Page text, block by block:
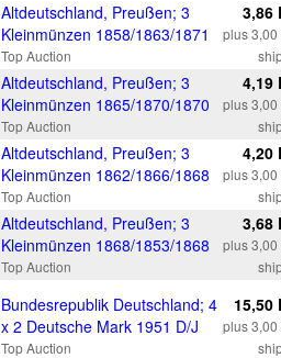
Altdeutschland, Preußen; 3
Kleinmünzen 1858/1863/1871
Top Auction
3,86
plus 3,00
Altdeutschland, Preußen; 3
Kleinmünzen 1865/1870/1870
Top Auction
4,19
plus 3,00
Altdeutschland, Preußen; 3
Kleinmünzen 1862/1866/1868
Top Auction
4,20
plus 3,00
Altdeutschland, Preußen; 3
Kleinmünzen 1868/1853/1868
Top Auction
3,68
plus 3,00
Bundesrepublik Deutschland; 4
x 2 Deutsche Mark 1951 D/J
Top Auction
15,50
plus 3,00